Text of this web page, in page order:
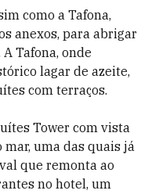
como a Tafona,
anexos, para abrigar
Tafona, onde
lagar de azeite,
com terraços.
Tower com vista
uma das quais já
que remonta ao
no hotel, um